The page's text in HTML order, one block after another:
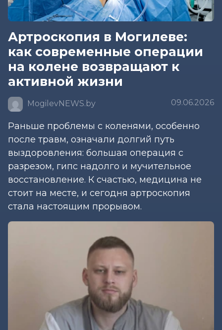
Артроскопия в Могилеве:
как современные операции
на колене возвращают к
активной жизни
MogilevNEWS.by 09.06.2026
Раньше проблемы с коленями, особенно
после травм, означали долгий путь
выздоровления: большая операция с
разрезом, гипс надолго и мучительное
восстановление. К счастью, медицина не
стоит на месте, и сегодня артроскопия
стала настоящим прорывом.